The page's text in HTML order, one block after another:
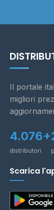
Il portale
migliori
4.076+
distributori
Scarica